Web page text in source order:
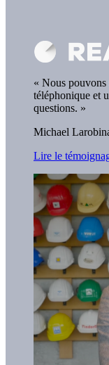
« Nous pouvons
téléphonique et
questions. »
Michael
Lire le